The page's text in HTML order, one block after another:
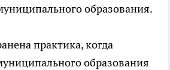
образования.
практика, когда
образования